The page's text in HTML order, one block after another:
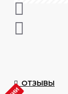
ОТЗЫВЫ